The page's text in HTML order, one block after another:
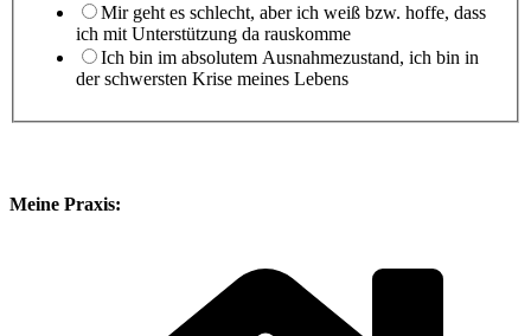
Mir geht es schlecht, aber ich weiß bzw. hoffe, dass
ich mit Unterstützung da rauskomme
Ich bin im absolutem Ausnahmezustand, ich bin in
der schwersten Krise meines Lebens
Meine Praxis: